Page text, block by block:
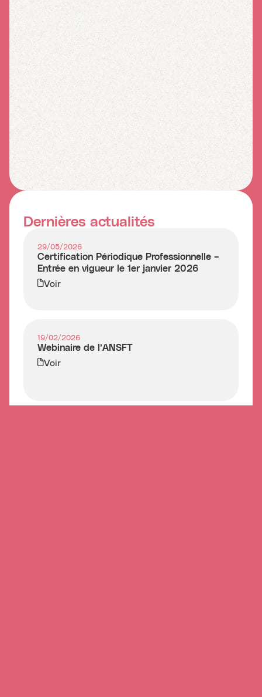
Dernières actualités
29/05/2026
Certification Périodique Professionnelle –
Entrée en vigueur le 1er janvier 2026
Voir
19/02/2026
Webinaire de l’ANSFT
Voir